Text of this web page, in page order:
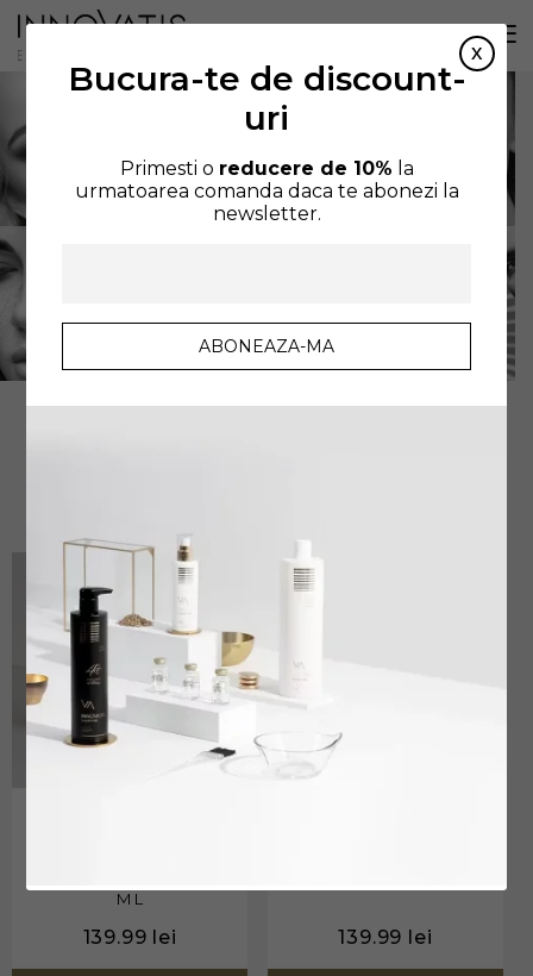
ML
139.99 lei 139.99 lei
Bucura-te de discount-
uri
Primesti o reducere de 10% la
urmatoarea comanda daca te abonezi la
newsletter.